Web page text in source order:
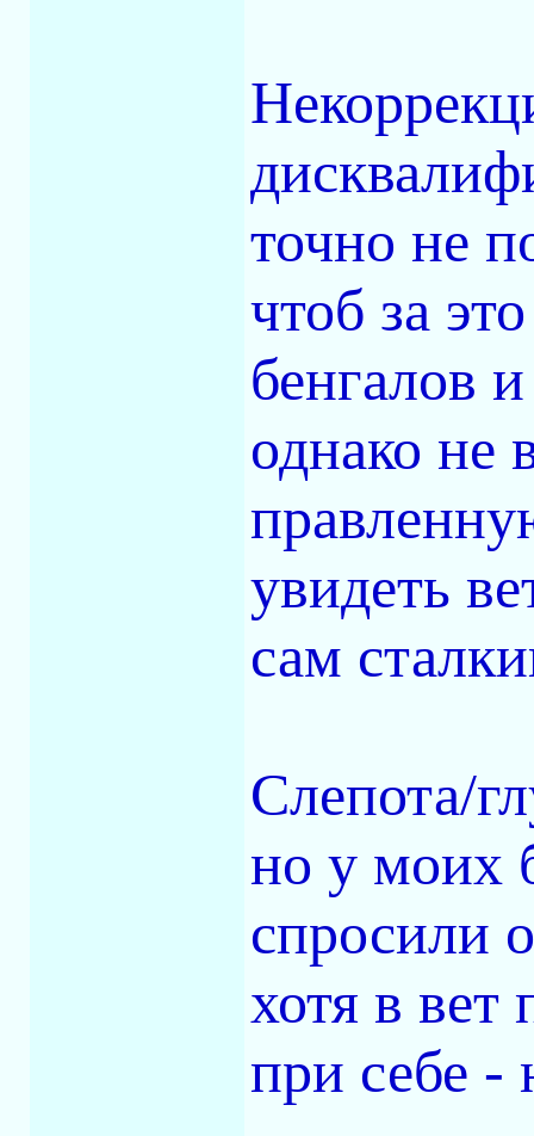
точно не
чтоб за
бенгалов
однако не
увидеть
сам
Слепота/
но у моих
спросили
хотя в вет
при себе -